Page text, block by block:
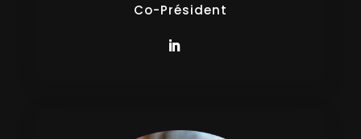
Co-Président